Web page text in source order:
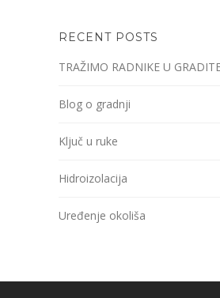
RECENT POSTS
TRAŽIMO RADNIKE U
Blog o gradnji
Ključ u ruke
Hidroizolacija
Uređenje okoliša